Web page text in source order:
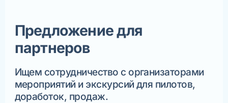
Предложение для
партнеров
Ищем сотрудничество с организаторами
мероприятий и экскурсий для пилотов,
доработок, продаж.